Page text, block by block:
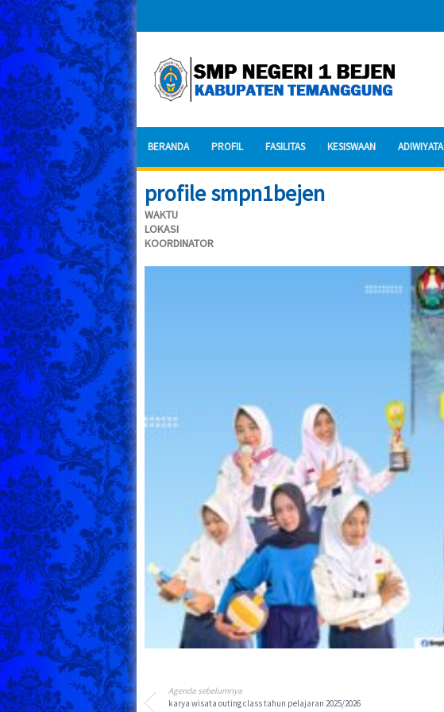
BERANDA PROFIL FASILITAS KESISWAAN ADIWIYATA
profile smpn1bejen
WAKTU
LOKASI
KOORDINATOR
Agenda sebelumnya
karya wisata outing class tahun pelajaran 2025/2026